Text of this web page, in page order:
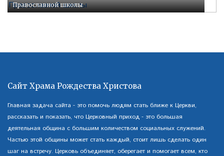
Православной школы
Сайт Храма Рождества Христова
Главная задача сайта - это помочь людям стать ближе к Церкви,
рассказать и показать, что Церковный приход - это большая
деятельная община с большим количеством социальных служений.
Частью этой общины может стать каждый, стоит лишь сделать один
шаг на встречу. Церковь объединяет, оберегает и помогает всем, кто